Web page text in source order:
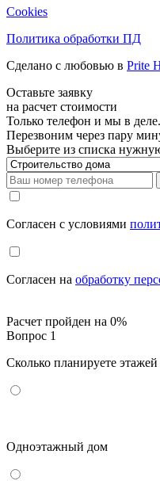
Cookies
Политика обработки ПД
Сделано с любовью в Prite
Оставьте заявку
на расчет стоимости
Только телефон и мы в деле.
Перезвоним через пару
Выберите из списка
Cогласен с условиями
Cогласен на обработку
Расчет пройден на 0%
Вопрос 1
Сколько планируете
Одноэтажный дом